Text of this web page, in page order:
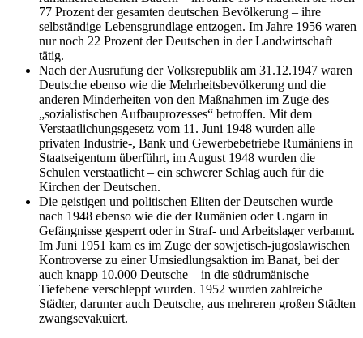
77 Prozent der gesamten deutschen Bevölkerung – ihre
selbständige Lebensgrundlage entzogen. Im Jahre 1956 waren
nur noch 22 Prozent der Deutschen in der Landwirtschaft
tätig.
Nach der Ausrufung der Volksrepublik am 31.12.1947 waren
Deutsche ebenso wie die Mehrheitsbevölkerung und die
anderen Minderheiten von den Maßnahmen im Zuge des
„sozialistischen Aufbauprozesses“ betroffen. Mit dem
Verstaatlichungsgesetz vom 11. Juni 1948 wurden alle
privaten Industrie-, Bank und Gewerbebetriebe Rumäniens in
Staatseigentum überführt, im August 1948 wurden die
Schulen verstaatlicht – ein schwerer Schlag auch für die
Kirchen der Deutschen.
Die geistigen und politischen Eliten der Deutschen wurde
nach 1948 ebenso wie die der Rumänien oder Ungarn in
Gefängnisse gesperrt oder in Straf- und Arbeitslager verbannt.
Im Juni 1951 kam es im Zuge der sowjetisch-jugoslawischen
Kontroverse zu einer Umsiedlungsaktion im Banat, bei der
auch knapp 10.000 Deutsche – in die südrumänische
Tiefebene verschleppt wurden. 1952 wurden zahlreiche
Städter, darunter auch Deutsche, aus mehreren großen Städten
zwangsevakuiert.